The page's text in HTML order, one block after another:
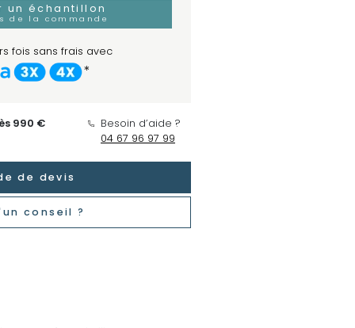
un échantillon
de la commande
fois sans frais avec
*
990 €
Besoin d’aide ?
04 67 96 97 99
de devis
conseil ?